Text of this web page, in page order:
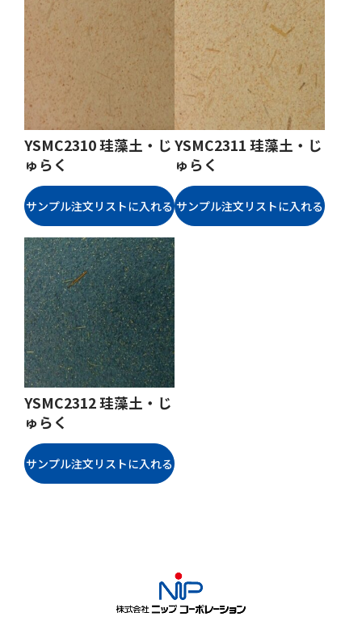
YSMC2310 珪藻土・じ
ゅらく
YSMC2311 珪藻土・じ
ゅらく
YSMC2312 珪藻土・じ
ゅらく